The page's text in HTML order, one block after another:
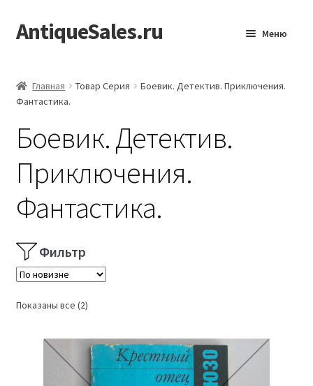
Перейти
к
Перейти
к
AntiqueSales.ru Меню
Главная Товар Серия
Боевик. Детектив. Приключения.
Фантастика.
Боевик. Детектив.
Приключения.
Фантастика.
Фильтр
Показаны все (2)Сортировка: